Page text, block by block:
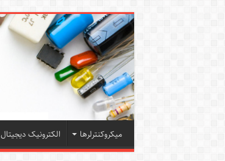
میکروکنترلرها الکترونیک دیجیتال